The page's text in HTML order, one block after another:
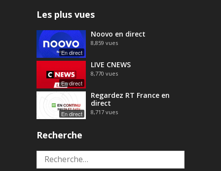
Les plus vues
En direct
Noovo en direct
8,859 vues
En direct
LIVE CNEWS
8,770 vues
En direct
Regardez RT France en
direct
8,717 vues
Recherche
Rechercher :